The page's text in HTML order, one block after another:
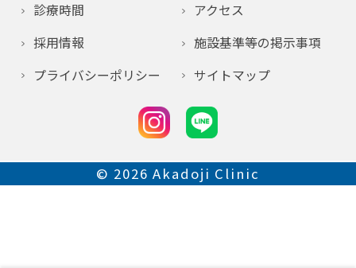
診療時間
アクセス
採用情報
施設基準等の掲示事項
プライバシーポリシー
サイトマップ
© 2026 Akadoji Clinic